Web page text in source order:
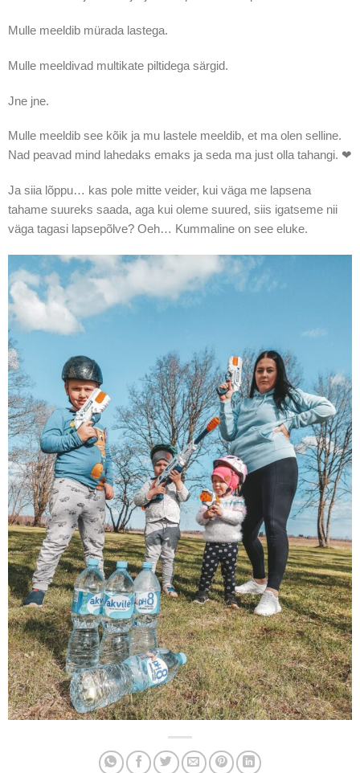
Mulle meeldib mürada lastega.
Mulle meeldivad multikate piltidega särgid.
Jne jne.
Mulle meeldib see kõik ja mu lastele meeldib, et ma olen selline.
Nad peavad mind lahedaks emaks ja seda ma just olla tahangi. ❤
Ja siia lõppu… kas pole mitte veider, kui väga me lapsena
tahame suureks saada, aga kui oleme suured, siis igatseme nii
väga tagasi lapsepõlve? Oeh… Kummaline on see eluke.